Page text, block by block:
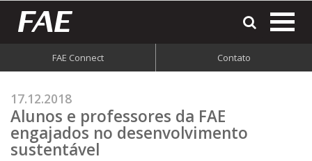
FAE Connect Contato
17.12.2018
Alunos e professores da FAE
engajados no desenvolvimento
sustentável